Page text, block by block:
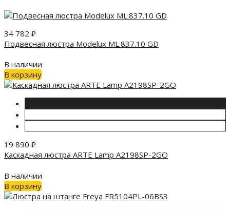
34 782 ₽
Подвесная люстра Modelux ML.837.10 GD
В наличии
В корзину
19 890 ₽
Каскадная люстра ARTE Lamp A2198SP-2GO
В наличии
В корзину